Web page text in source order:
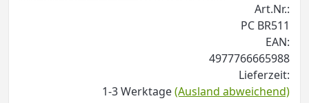
Art.Nr.:
PC BR511
EAN:
4977766665988
Lieferzeit:
1-3 Werktage(Ausland abweichend)